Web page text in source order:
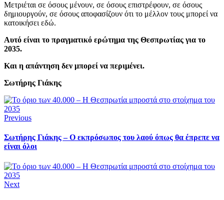
Μετριέται σε όσους μένουν, σε όσους επιστρέφουν, σε όσους
δημιουργούν, σε όσους αποφασίζουν ότι το μέλλον τους μπορεί να
κατοικήσει εδώ.
Αυτό είναι το πραγματικό ερώτημα της Θεσπρωτίας για το
2035.
Και η απάντηση δεν μπορεί να περιμένει.
Σωτήρης Γιάκης
Previous
Σωτήρης Γιάκης – Ο εκπρόσωπος του λαού όπως θα έπρεπε να
είναι όλοι
Next